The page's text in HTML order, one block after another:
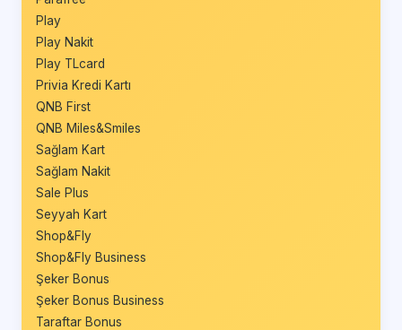
Play
Play Nakit
Play TLcard
Privia Kredi Kartı
QNB First
QNB Miles&Smiles
Sağlam Kart
Sağlam Nakit
Sale Plus
Seyyah Kart
Shop&Fly
Shop&Fly Business
Şeker Bonus
Şeker Bonus Business
Taraftar Bonus